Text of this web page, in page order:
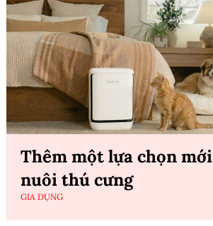
Thêm một lựa chọn
nuôi thú cưng
GIA DỤNG